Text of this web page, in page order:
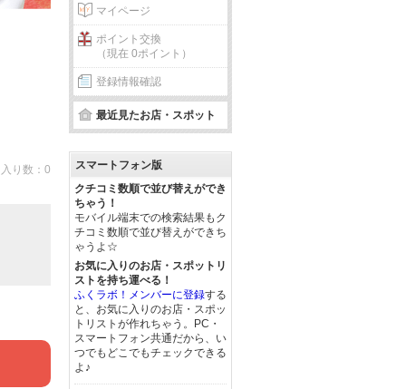
り数：0
マイページ
ポイント交換
（現在 0ポイント）
登録情報確認
最近見たお店・スポット
スマートフォン版
クチコミ数順で並び替えができ
ちゃう！
モバイル端末での検索結果もク
チコミ数順で並び替えができち
ゃうよ☆
お気に入りのお店・スポットリ
ストを持ち運べる！
ふくラボ！メンバーに登録する
と、お気に入りのお店・スポッ
トリストが作れちゃう。PC・
スマートフォン共通だから、い
つでもどこでもチェックできる
よ♪